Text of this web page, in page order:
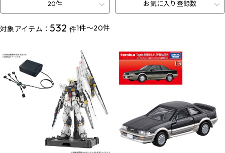
20件 お気に入り登録数
対象アイテム： 532 件1件～20件